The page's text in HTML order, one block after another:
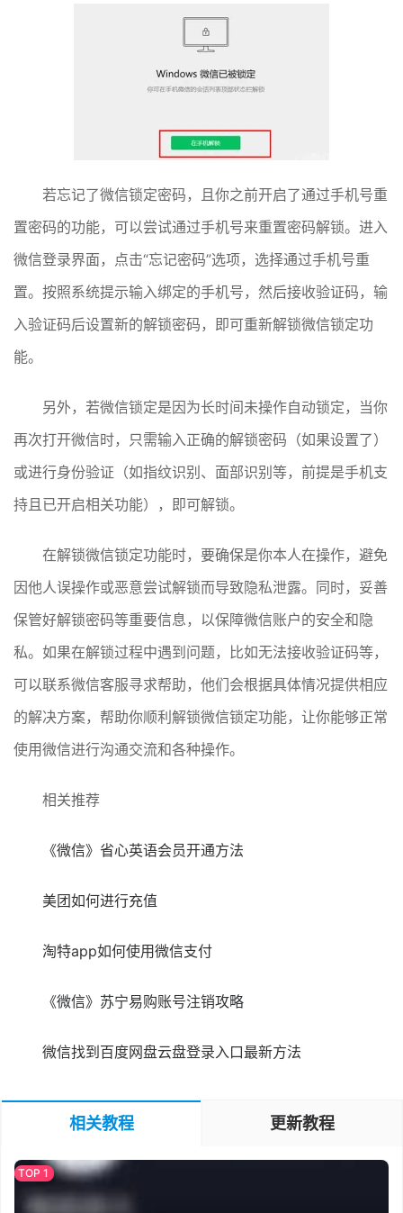
若忘记了微信锁定密码，且你之前开启了通过手机号重
置密码的功能，可以尝试通过手机号来重置密码解锁。进入
微信登录界面，点击“忘记密码”选项，选择通过手机号重
置。按照系统提示输入绑定的手机号，然后接收验证码，输
入验证码后设置新的解锁密码，即可重新解锁微信锁定功
能。
另外，若微信锁定是因为长时间未操作自动锁定，当你
再次打开微信时，只需输入正确的解锁密码（如果设置了）
或进行身份验证（如指纹识别、面部识别等，前提是手机支
持且已开启相关功能），即可解锁。
在解锁微信锁定功能时，要确保是你本人在操作，避免
因他人误操作或恶意尝试解锁而导致隐私泄露。同时，妥善
保管好解锁密码等重要信息，以保障微信账户的安全和隐
私。如果在解锁过程中遇到问题，比如无法接收验证码等，
可以联系微信客服寻求帮助，他们会根据具体情况提供相应
的解决方案，帮助你顺利解锁微信锁定功能，让你能够正常
使用微信进行沟通交流和各种操作。
相关推荐
《微信》省心英语会员开通方法
美团如何进行充值
淘特app如何使用微信支付
《微信》苏宁易购账号注销攻略
微信找到百度网盘云盘登录入口最新方法
相关教程 更新教程